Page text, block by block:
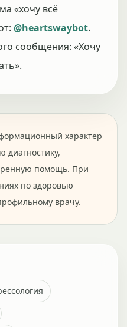
«хочу всё
@heartswaybot.
сообщения: «Хочу
характер
диагностику,
помощь. При
по здоровью
врачу.